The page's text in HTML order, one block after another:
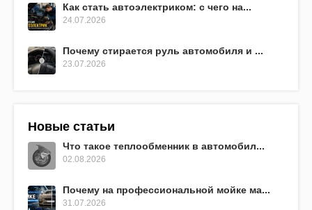
Как стать автоэлектриком: с чего на...
24.07.2026
Почему стирается руль автомобиля и ...
23.07.2026
Новые статьи
Что такое теплообменник в автомобил...
02.08.2026
Почему на профессиональной мойке ма...
31.07.2026